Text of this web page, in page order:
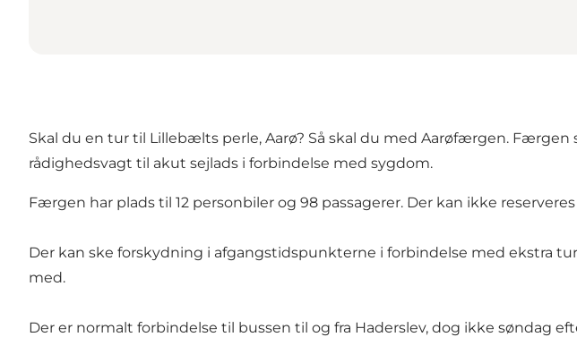
Skal du en tur til Lillebælts perle, Aarø? Så skal du med Aarøfærgen.
rådighedsvagt til akut sejlads i forbindelse med sygdom.
Færgen har plads til 12 personbiler og 98 passagerer. Der kan ikke
Der kan ske forskydning i afgangstidspunkterne i forbindelse med ekstra
med.
Der er normalt forbindelse til bussen til og fra Haderslev, dog ikke søndag